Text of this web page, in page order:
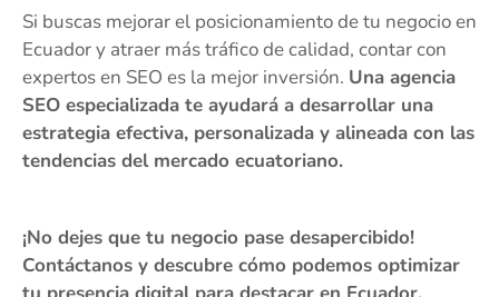
Si buscas mejorar el posicionamiento de tu negocio en
Ecuador y atraer más tráfico de calidad, contar con
expertos en SEO es la mejor inversión. Una agencia
SEO especializada te ayudará a desarrollar una
estrategia efectiva, personalizada y alineada con las
tendencias del mercado ecuatoriano.
¡No dejes que tu negocio pase desapercibido!
Contáctanos y descubre cómo podemos optimizar